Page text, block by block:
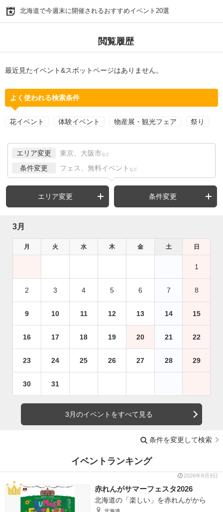
北海道で今週末に開催されるおすすめイベント20選
閲覧履歴
最近見たイベント&スポットページはありません。
よく使われる検索条件
花イベント 体験イベント 物産展・観光フェア 祭り
エリア変更 東京、大阪市 など
条件変更 フェス、無料イベント など
エリア変更 条件変更
3月
月 火 水 木 金 土 日
1
2 3 4 5 6 7 8
9 10 11 12 13 14 15
16 17 18 19 20 21 22
23 24 25 26 27 28 29
30 31
3月のイベントをすべて見る
条件を変更して検索
イベントランキング
2026年8月9日
赤れんがサマーフェスタ2026
北海道の「楽しい」を赤れんがから